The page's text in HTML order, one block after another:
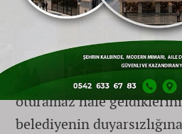
çukurların ve araçların
yoğun tozun evlerin içine
ifade eden mahalle
yüzünden kendi evlerinin
oturamaz hale
belediyenin